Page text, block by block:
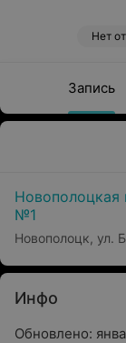
Нет
Запись
Новополоцкая
№1
Новополоцк, ул.
Инфо
Обновлено: